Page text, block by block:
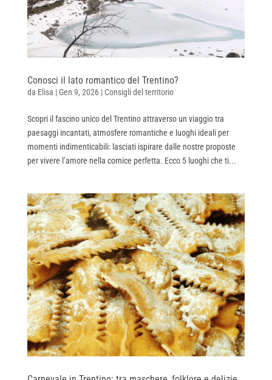
Conosci il lato romantico del Trentino?
da Elisa |Gen 9, 2026| Consigli del territorio
Scopri il fascino unico del Trentino attraverso un viaggio tra
paesaggi incantati, atmosfere romantiche e luoghi ideali per
momenti indimenticabili: lasciati ispirare dalle nostre proposte
per vivere l’amore nella cornice perfetta. Ecco 5 luoghi che ti...